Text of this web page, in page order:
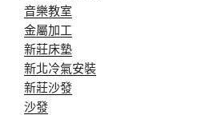
音樂教室
金屬加工
新莊床墊
新北冷氣安裝
新莊沙發
沙發